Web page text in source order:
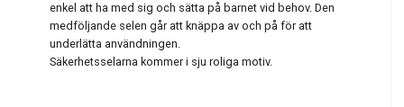
enkel att ha med sig och sätta på barnet vid behov. Den
medföljande selen går att knäppa av och på för att
underlätta användningen.
Säkerhetsselarna kommer i sju roliga motiv.